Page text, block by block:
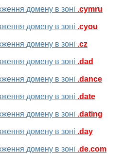
домену в зоні .cymru
домену в зоні .cyou
домену в зоні .cz
домену в зоні .dad
домену в зоні .dance
домену в зоні .date
домену в зоні .dating
домену в зоні .day
домену в зоні .de.com